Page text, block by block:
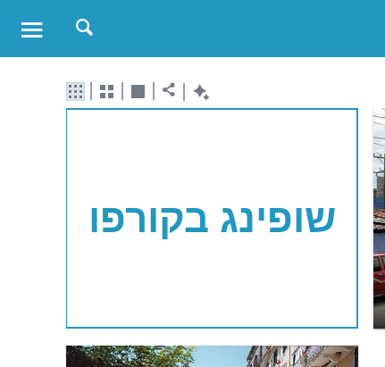
שופינג בקורפו